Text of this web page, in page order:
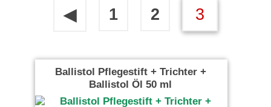
◀ 1 2 3
Ballistol Pflegestift + Trichter +
Ballistol Öl 50 ml